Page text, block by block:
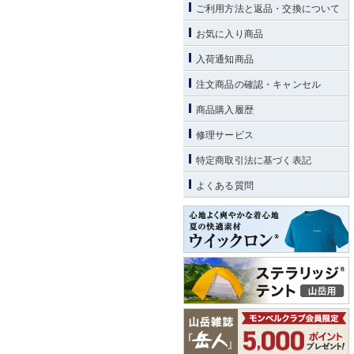
ご利用方法と返品・交換について
お気に入り商品
入荷通知商品
注文商品の確認・キャンセル
商品購入履歴
修理サービス
特定商取引法に基づく表記
よくある質問